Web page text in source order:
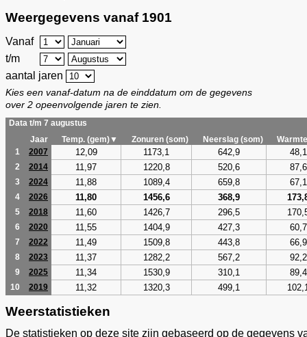
Weergegevens vanaf 1901
Vanaf
t/m
aantal jaren
Kies een vanaf-datum na de einddatum om de gegevens
over 2 opeenvolgende jaren te zien.
Data t/m 7 augustus
Jaar
Temp. (gem)▼ Zonuren (som) Neerslag (som)
1
2007 12,09 1173,1 642,9 48,1
2 2014 11,97 1220,8 520,6 87,6
3 2024 11,88 1089,4 659,8 67,1
4 2026 11,80 1456,6 368,9
5 2018 11,60 1426,7 296,5
6 2020 11,55 1404,9 427,3 60,7
7 2022 11,49 1509,8 443,8 66,9
8 2023 11,37 1282,2 567,2 92,2
9 2025 11,34 1530,9 310,1 89,4
10 2019 11,32 1320,3 499,1
Weerstatistieken
De statistieken op deze site zijn gebaseerd op de gegevens